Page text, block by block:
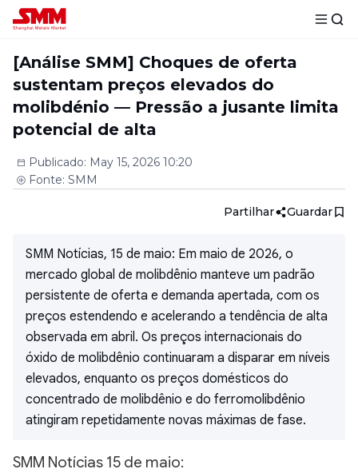
[Análise SMM] Choques de oferta
sustentam preços elevados do
molibdénio — Pressão a jusante limita
potencial de alta
Publicado: May 15, 2026 10:20
Fonte: SMM
Partilhar Guardar
SMM Notícias, 15 de maio: Em maio de 2026, o
mercado global de molibdênio manteve um padrão
persistente de oferta e demanda apertada, com os
preços estendendo e acelerando a tendência de alta
observada em abril. Os preços internacionais do
óxido de molibdênio continuaram a disparar em níveis
elevados, enquanto os preços domésticos do
concentrado de molibdênio e do ferromolibdênio
atingiram repetidamente novas máximas de fase.
SMM Notícias 15 de maio: